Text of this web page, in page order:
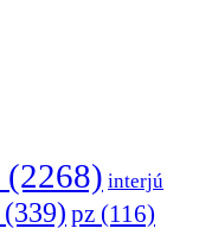
(2268) interjú
(339) pz (116)